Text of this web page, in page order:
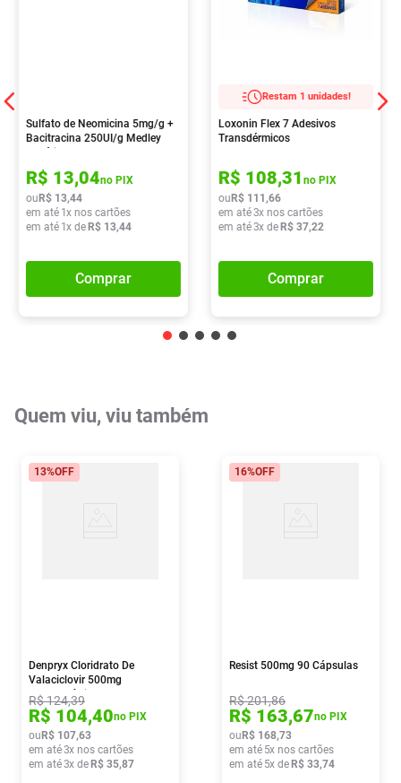
Sulfato de Neomicina 5mg/g +
Bacitracina 250UI/g Medley
Dermatológica 15g
R$ 13,04no PIX
ou R$ 13,44
em até 1x nos cartões
em até 1x de R$ 13,44
Comprar
Restam 1 unidades!
Loxonin Flex 7 Adesivos
Transdérmicos
R$ 108,31 no PIX
ou R$ 111 ,66
em até3x nos cartões
em até3x de R$ 37,22
Comprar
Quem viu, viu também
13%OFF
Denpryx Cloridrato De
Valaciclovir 500mg
Farmoquímica 10
Comprimidos
R$124,39
R$ 104,40no PIX
ou R$ 107,63
em até3x nos cartões
em até3x de R$ 35,87
16%OFF
Resist 500mg 90 Cápsulas
R$201,86
R$ 163,67no PIX
ou R$ 168,73
em até 5x nos cartões
em até 5x de R$ 33,74